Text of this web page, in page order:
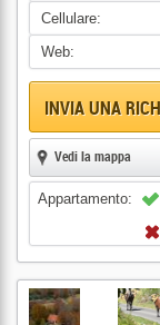
Cellulare:
Web:
INVIA UNA
Vedi la mappa
Appartamento: